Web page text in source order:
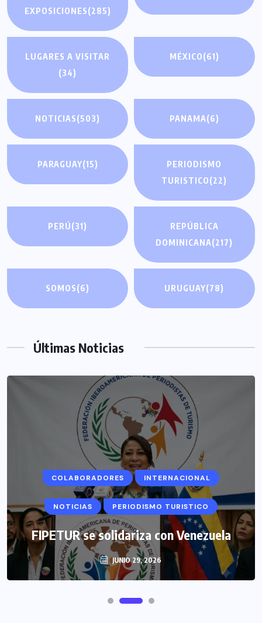
EXPOSICIONES(285)
LUGARES A VISITAR
(34)
MÉXICO(61)
NOTICIAS(503) PANAMA(6)
PARAGUAY(15)
PERIODISMO
TURISTICO(22)
PERÚ(31)
REPÚBLICA
DOMINICANA(217)
SOMOS(6) URUGUAY(78)
Últimas Noticias
COLABORADORES INTERNACIONAL
NOTICIAS PERIODISMO TURISTICO
FIPETUR se solidariza con Venezuela
JUNIO 29, 2026